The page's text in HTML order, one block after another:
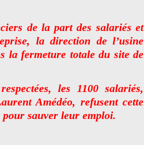
de la part des salariés et
la direction de l’usine
la fermeture totale du site de
les 1100 salariés,
Amédéo, refusent cette
sauver leur emploi.